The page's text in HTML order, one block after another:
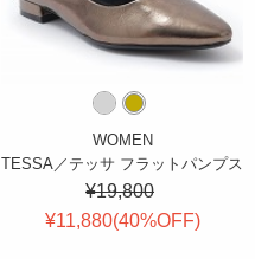
WOMEN
TESSA／テッサ フラットパンプス
¥19,800
¥11,880(40%OFF)